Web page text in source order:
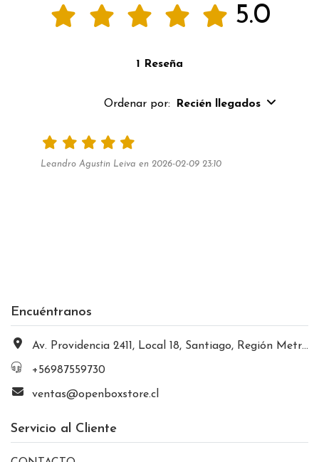
5.0
1 Reseña
Ordenar por: Recién llegados
Leandro Agustin Leiva en 2026-02-09 23:10
Encuéntranos
Av. Providencia 2411, Local 18, Santiago, Región Metropolitana, Chile
+56987559730
ventas@openboxstore.cl
Servicio al Cliente